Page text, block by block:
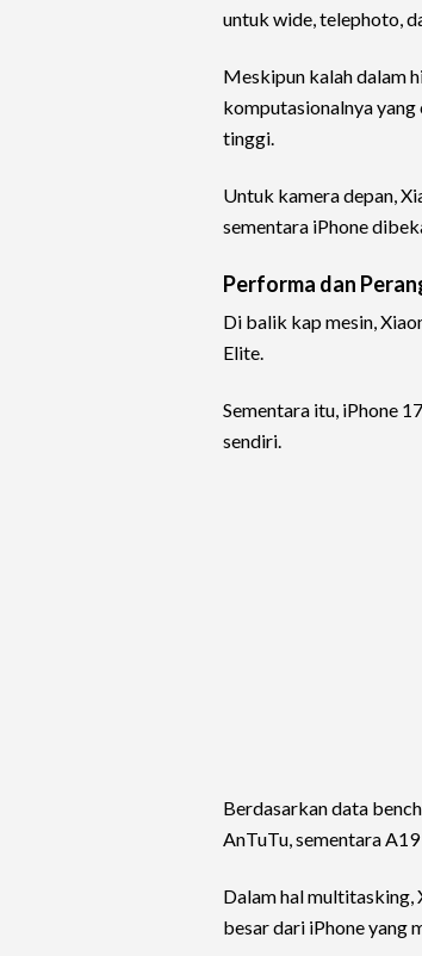
untuk wide, telephoto,
Meskipun kalah dalam
komputasionalnya
tinggi.
Untuk kamera depan,
sementara iPhone
Performa dan
Di balik kap mesin,
Elite.
Sementara itu, iPhone
sendiri.
Berdasarkan data
AnTuTu, sementara
Dalam hal multitasking,
besar dari iPhone yang